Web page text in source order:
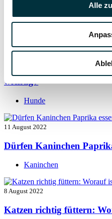
Alle
Vitamin B für den Hund:
Hunde
13 August 2022
wichtig?
Hunde
11 August 2022
Dürfen Kaninchen
Kaninchen
8 August 2022
Katzen richtig füttern: